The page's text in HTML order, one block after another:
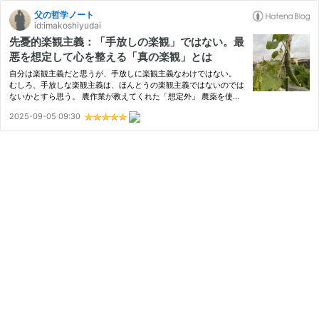
父の哲学ノート
id:imakoshiyudai
先憂的楽観主義：「手放しの楽観」ではない。最
悪を想定して心を整える「真の楽観」とは
自分は楽観主義だと思うが、手放しに楽観主義なわけではない。
むしろ、手放しな楽観主義は、ほんとうの楽観主義ではないのでは
ないかとすら思う。 農作業が教えてくれた「想定外」 農薬を使わ
て、水やれば、野菜できるっしょ！という素朴な楽観主義では、残
念…
2025-09-05 09:30